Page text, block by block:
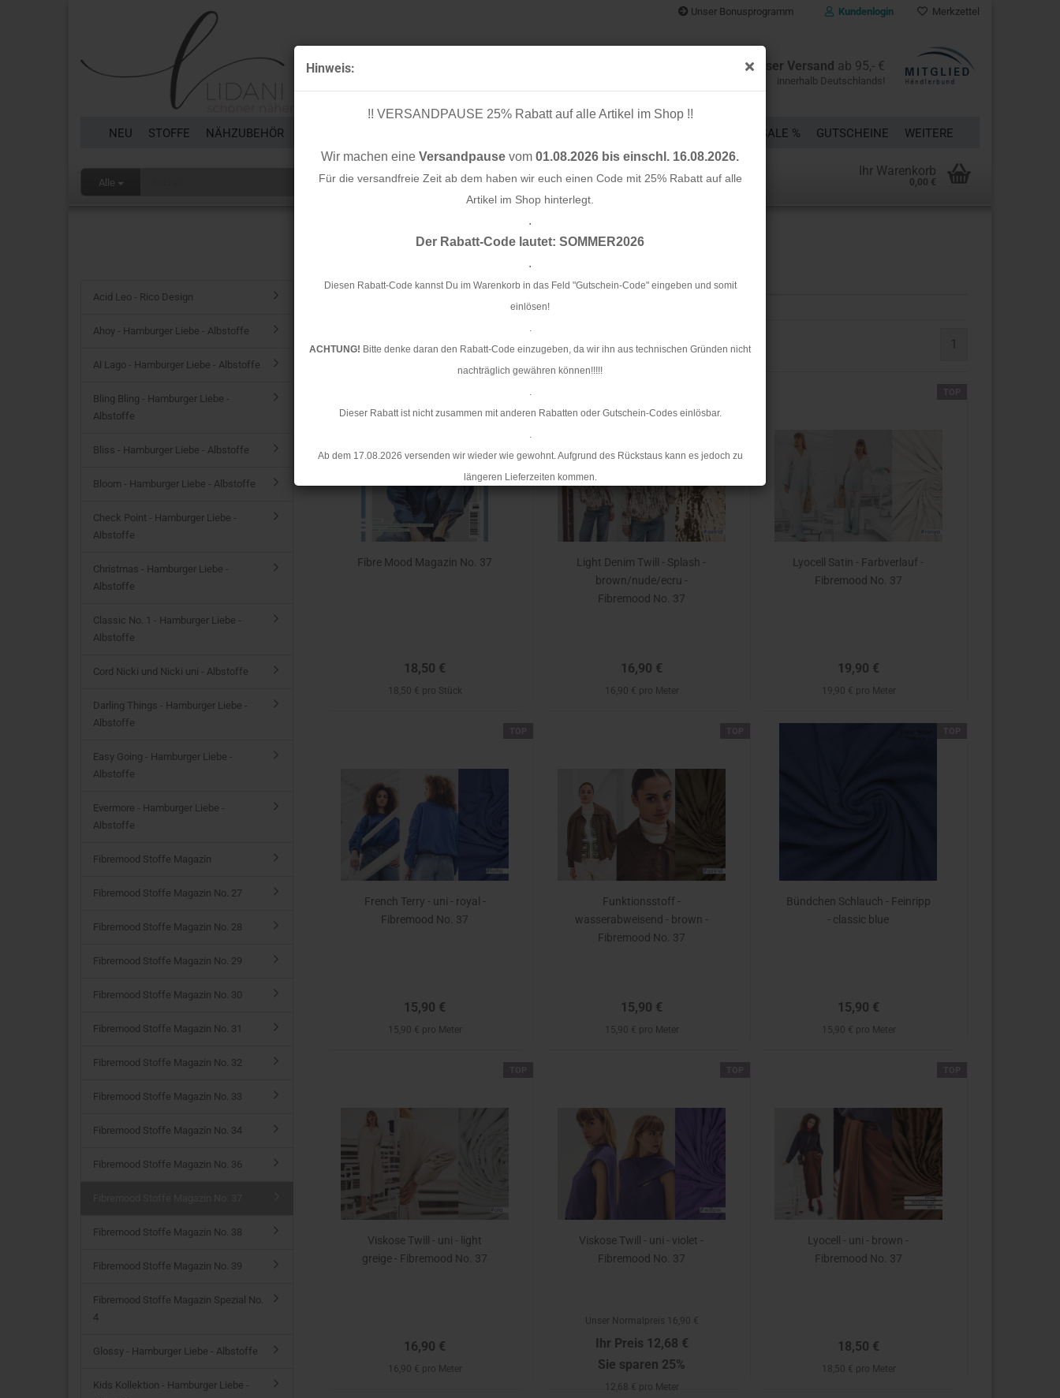
Hinweis:
!! VERSANDPAUSE 25% Rabatt auf alle Artikel im Shop !!
Wir machen eine Versandpause vom 01.08.2026 bis einschl. 16.08.2026.
Für die versandfreie Zeit ab dem haben wir euch einen Code mit 25% Rabatt auf alle
Artikel im Shop hinterlegt.
.
Der Rabatt-Code lautet: SOMMER2026
.
Diesen Rabatt-Code kannst Du im Warenkorb in das Feld "Gutschein-Code" eingeben und somit
einlösen!
.
ACHTUNG! Bitte denke daran den Rabatt-Code einzugeben, da wir ihn aus technischen Gründen nicht
nachträglich gewähren können!!!!!
.
Dieser Rabatt ist nicht zusammen mit anderen Rabatten oder Gutschein-Codes einlösbar.
.
Ab dem 17.08.2026 versenden wir wieder wie gewohnt. Aufgrund des Rückstaus kann es jedoch zu
längeren Lieferzeiten kommen.
Unser Bonusprogramm Kundenlogin Merkzettel
Alle
Kostenloser Versand ab 95,- €
innerhalb Deutschlands!
Ihr Warenkorb
0,00 €
NEU STOFFE NÄHZUBEHÖR % SALE % GUTSCHEINE WEITERE
Sortieren nach Alle Hersteller 24 pro Seite 1
Fibre Mood Magazin No. 37
18,50 €
18,50 € pro Stück
Light Denim Twill - Splash -
brown/nude/ecru -
Fibremood No. 37
16,90 €
16,90 € pro Meter
Lyocell Satin - Farbverlauf -
Fibremood No. 37
19,90 €
19,90 € pro Meter
French Terry - uni - royal -
Fibremood No. 37
15,90 €
15,90 € pro Meter
Funktionsstoff -
wasserabweisend - brown -
Fibremood No. 37
15,90 €
15,90 € pro Meter
Bündchen Schlauch - Feinripp
- classic blue
15,90 €
15,90 € pro Meter
Viskose Twill - uni - light
greige - Fibremood No. 37
16,90 €
16,90 € pro Meter
Viskose Twill - uni - violet -
Fibremood No. 37
Unser Normalpreis 16,90 €
Ihr Preis 12,68 €
Sie sparen 25%
12,68 € pro Meter
Lyocell - uni - brown -
Fibremood No. 37
18,50 €
18,50 € pro Meter
Acid Leo - Rico Design
Ahoy - Hamburger Liebe - Albstoffe
Al Lago - Hamburger Liebe - Albstoffe
Bling Bling - Hamburger Liebe -
Albstoffe
Bliss - Hamburger Liebe - Albstoffe
Bloom - Hamburger Liebe - Albstoffe
Check Point - Hamburger Liebe -
Albstoffe
Christmas - Hamburger Liebe -
Albstoffe
Classic No. 1 - Hamburger Liebe -
Albstoffe
Cord Nicki und Nicki uni - Albstoffe
Darling Things - Hamburger Liebe -
Albstoffe
Easy Going - Hamburger Liebe -
Albstoffe
Evermore - Hamburger Liebe -
Albstoffe
Fibremood Stoffe Magazin
Fibremood Stoffe Magazin No. 27
Fibremood Stoffe Magazin No. 28
Fibremood Stoffe Magazin No. 29
Fibremood Stoffe Magazin No. 30
Fibremood Stoffe Magazin No. 31
Fibremood Stoffe Magazin No. 32
Fibremood Stoffe Magazin No. 33
Fibremood Stoffe Magazin No. 34
Fibremood Stoffe Magazin No. 36
Fibremood Stoffe Magazin No. 38
Fibremood Stoffe Magazin No. 39
Fibremood Stoffe Magazin Spezial No.
4
Glossy - Hamburger Liebe - Albstoffe
Kids Kollektion - Hamburger Liebe -